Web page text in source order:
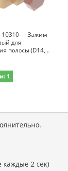
10310 — Зажим
для
полосы (D14,
1
2 сек)